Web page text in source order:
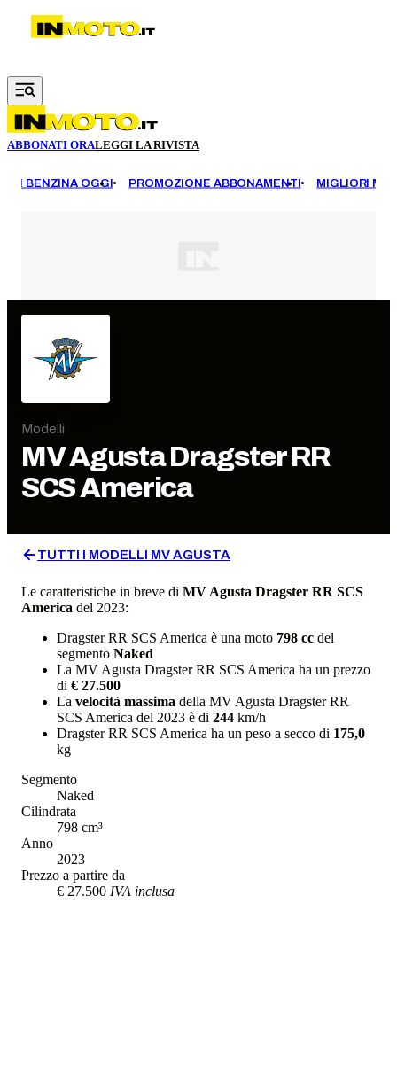
Vai al contenuto principale
ABBONATI ORALEGGI LA RIVISTA
BENZINA OGGI PROMOZIONE ABBONAMENTI MIGLIORI
Modelli
MV AgustaDragster RR
SCS America
TUTTI I MODELLI MV AGUSTA
Le caratteristiche in breve di MV Agusta Dragster RR SCS
America del 2023:
Dragster RR SCS America è una moto 798 cc del
segmento Naked
La MV Agusta Dragster RR SCS America ha un prezzo
di € 27.500
La velocità massima della MV Agusta Dragster RR
SCS America del 2023 è di 244 km/h
Dragster RR SCS America ha un peso a secco di 175,0
kg
Segmento
Naked
Cilindrata
798 cm³
Anno
2023
Prezzo a partire da
€ 27.500 IVA inclusa